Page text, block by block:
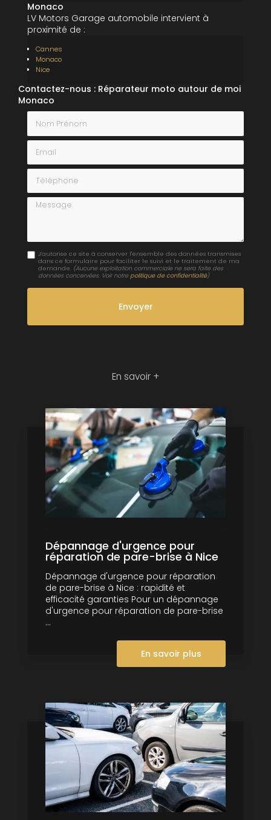
Monaco
LV Motors Garage automobile intervient à
proximité de :
Cannes
Monaco
Nice
Contactez-nous : Réparateur moto autour de moi
Monaco
Nom Prénom
Email
Téléphone
Message
J'autorise ce site à conserver l'ensemble des données transmises
dans ce formulaire pour faciliter le suivi et le traitement de ma
demande. (Aucune exploitation commerciale ne sera faite des
données concervées. Voir notre politique de confidentialité)
En savoir +
Dépannage d'urgence pour
réparation de pare-brise à Nice
Dépannage d'urgence pour réparation
de pare-brise à Nice : rapidité et
efficacité garanties Pour un dépannage
d'urgence pour réparation de pare-brise
...
En savoir plus